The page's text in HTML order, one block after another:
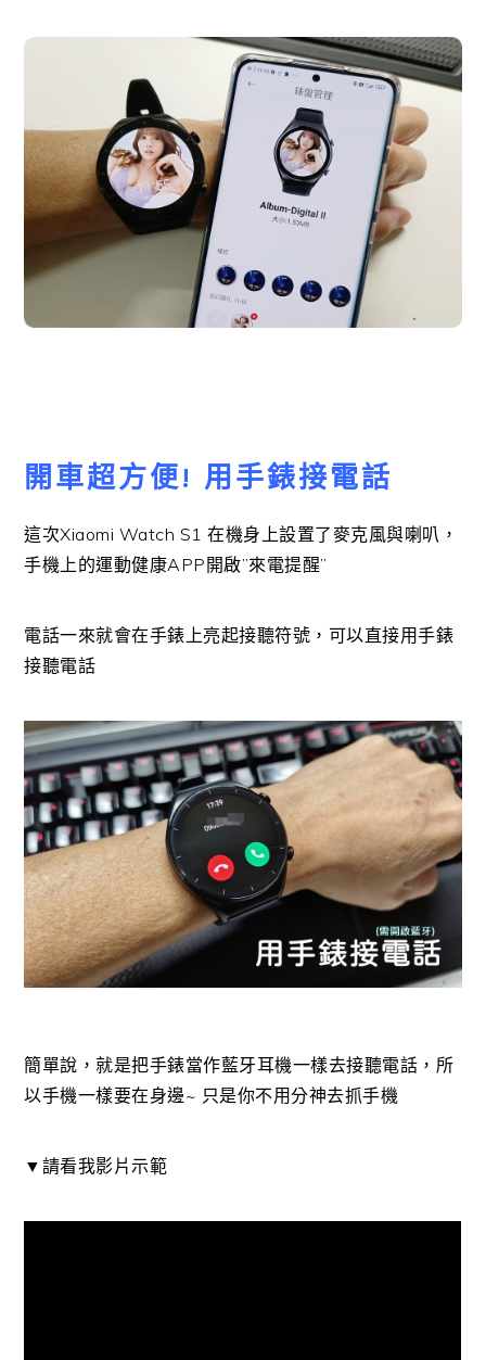
開車超方便! 用手錶接電話
這次Xiaomi Watch S1 在機身上設置了麥克風與喇叭，
手機上的運動健康APP開啟”來電提醒”
電話一來就會在手錶上亮起接聽符號，可以直接用手錶
接聽電話
簡單說，就是把手錶當作藍牙耳機一樣去接聽電話，所
以手機一樣要在身邊~ 只是你不用分神去抓手機
▼請看我影片示範